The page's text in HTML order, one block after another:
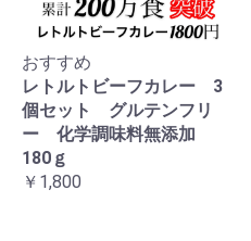
おすすめ
レトルトビーフカレー 3
個セット グルテンフリ
ー 化学調味料無添加
180ｇ
￥1,800